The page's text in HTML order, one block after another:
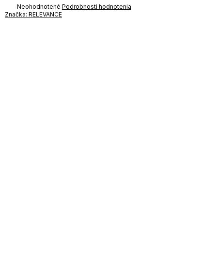
Priemerné
hodnotenie
Neohodnotené Podrobnosti hodnotenia
Značka: RELEVANCE